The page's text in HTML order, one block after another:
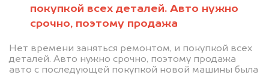
покупкой всех деталей. Авто нужно
срочно, поэтому продажа
Нет времени заняться ремонтом, и покупкой всех
деталей. Авто нужно срочно, поэтому продажа
авто с последующей покупкой новой машины была